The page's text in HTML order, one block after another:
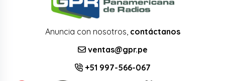
Anuncia con nosotros, contáctanos
ventas@gpr.pe
+51 997-566-067